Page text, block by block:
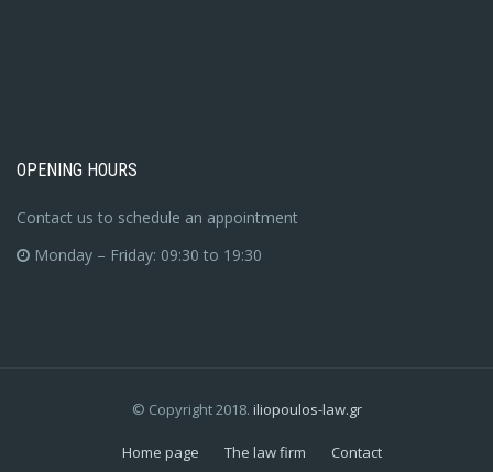
OPENING HOURS
Contact us to schedule an appointment
Monday – Friday: 09:30 to 19:30
© Copyright 2018. iliopoulos-law.gr
Home page The law firm Contact